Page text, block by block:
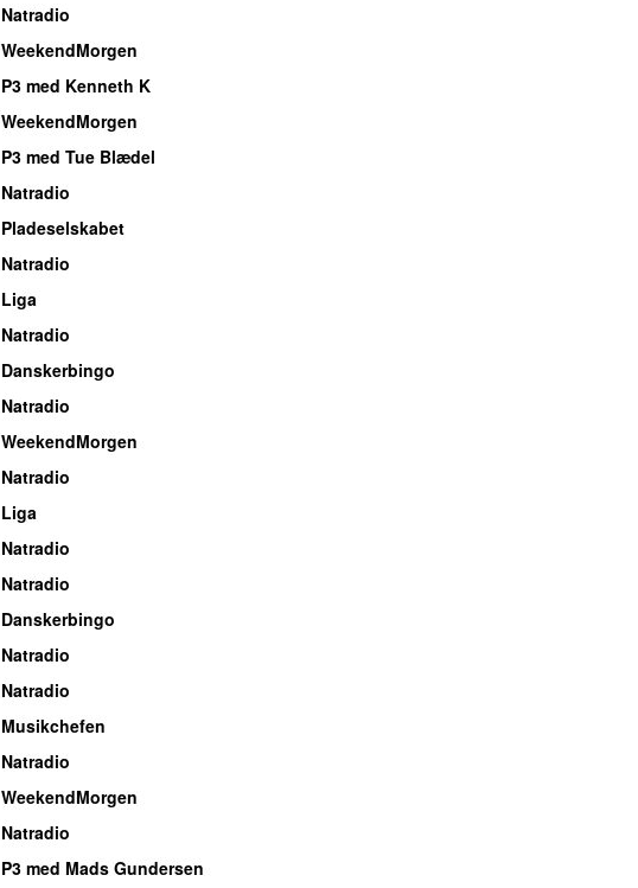
Natradio
WeekendMorgen
P3 med Kenneth K
WeekendMorgen
P3 med Tue Blædel
Natradio
Pladeselskabet
Natradio
Liga
Natradio
Danskerbingo
Natradio
WeekendMorgen
Natradio
Liga
Natradio
Natradio
Danskerbingo
Natradio
Natradio
Musikchefen
Natradio
WeekendMorgen
Natradio
P3 med Mads Gundersen